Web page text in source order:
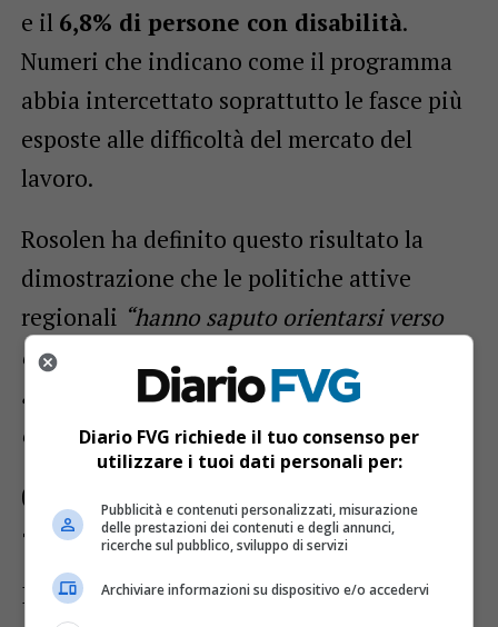
e il 6,8% di persone con disabilità.
Numeri che indicano come il programma
abbia intercettato soprattutto le fasce più
esposte alle difficoltà del mercato del
lavoro.
Rosolen ha definito questo risultato la
dimostrazione che le politiche attive
regionali “hanno saputo orientarsi verso
chi aveva maggiore bisogno di essere
accompagnato nel percorso di inserimento
o reinserimento lavorativo”.
Centri per l’impiego, garantito il
100% dei Lep
Il Friuli-Venezia Giulia si distingue anche
Diario FVG richiede il tuo consenso per
utilizzare i tuoi dati personali per:
Pubblicità e contenuti personalizzati, misurazione
delle prestazioni dei contenuti e degli annunci,
ricerche sul pubblico, sviluppo di servizi
Archiviare informazioni su dispositivo e/o accedervi